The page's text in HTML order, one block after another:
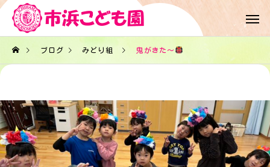
ブログ みどり組 鬼がきた〜